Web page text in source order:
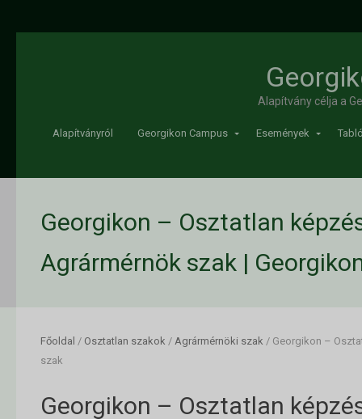
Alapítvány célja a
Alapítványról Georgikon Campus Események
Georgikon – Osztatlan
Agrármérnök szak |
Főoldal / Osztatlan szakok / Agrármérnöki szak / Georgikon –
szak
Georgikon – Osztatlan